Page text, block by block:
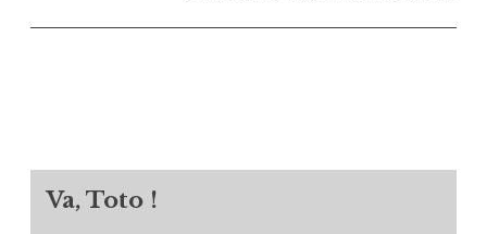
Va, Toto !